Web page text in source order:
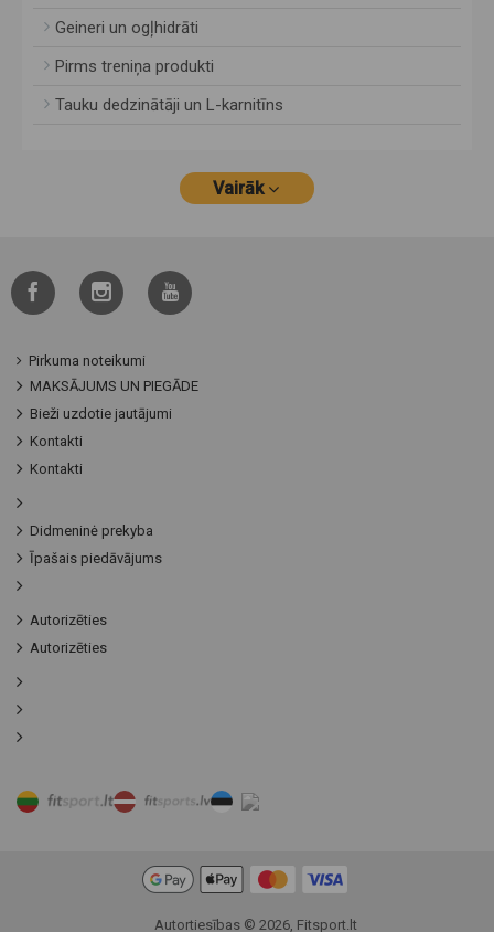
Geineri un ogļhidrāti
Pirms treniņa produkti
Tauku dedzinātāji un L-karnitīns
Vairāk
Pirkuma noteikumi
MAKSĀJUMS UN PIEGĀDE
Bieži uzdotie jautājumi
Kontakti
Kontakti
Didmeninė prekyba
Īpašais piedāvājums
Autorizēties
Autorizēties
Autortiesības © 2026, Fitsport.lt